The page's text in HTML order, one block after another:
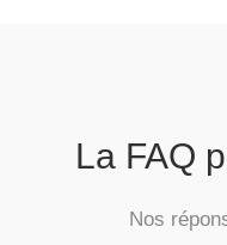
La FAQ
Nos